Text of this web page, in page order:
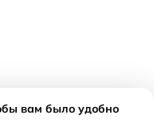
вам было удобно